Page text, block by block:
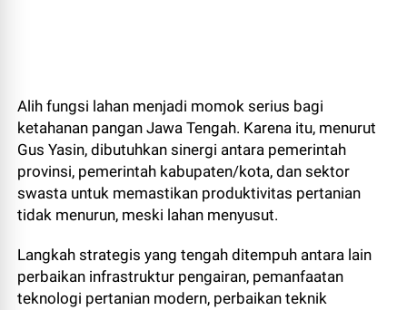
Alih fungsi lahan menjadi momok serius bagi
ketahanan pangan Jawa Tengah. Karena itu, menurut
Gus Yasin, dibutuhkan sinergi antara pemerintah
provinsi, pemerintah kabupaten/kota, dan sektor
swasta untuk memastikan produktivitas pertanian
tidak menurun, meski lahan menyusut.
Langkah strategis yang tengah ditempuh antara lain
perbaikan infrastruktur pengairan, pemanfaatan
teknologi pertanian modern, perbaikan teknik